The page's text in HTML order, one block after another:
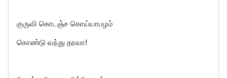
குருவி கொடஞ்ச கொய்யாபழம்
கொண்டு வந்து தரவா!